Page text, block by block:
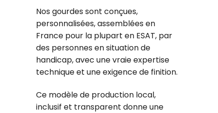
Nos gourdes sont conçues,
personnalisées, assemblées en
France pour la plupart en ESAT, par
des personnes en situation de
handicap, avec une vraie expertise
technique et une exigence de finition.
Ce modèle de production local,
inclusif et transparent donne une